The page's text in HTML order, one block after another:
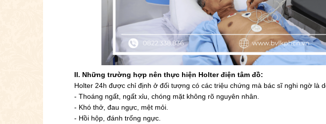
II. Những trường hợp nên thực hiện Holter điện tâm đồ:
Holter 24h được chỉ định ở đối tượng có các triệu chứng mà bác sĩ nghi ngờ là
- Thoáng ngất, ngất xỉu, chóng mặt không rõ nguyên nhân.
- Khó thở, đau ngực, mệt mỏi.
- Hồi hộp, đánh trống ngực.